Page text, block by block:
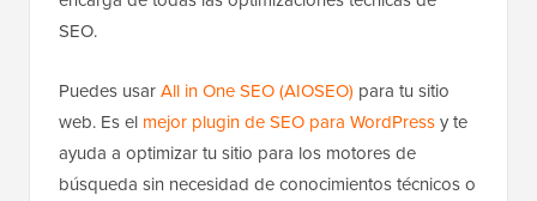
SEO.
Puedes usarAll in One SEO (AIOSEO) para tu sitio
web. Es el mejor plugin de SEO para WordPressy te
ayuda a optimizar tu sitio para los motores de
búsqueda sin necesidad de conocimientos técnicos o